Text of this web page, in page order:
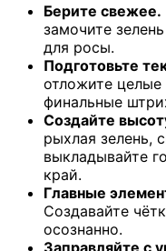
Берите свежее.
замочите
для росы.
Подготовьте
отложите
финальные
Создайте
рыхлая зелень,
выкладывайте
край.
Главные
Создавайте
осознанно.
Заправляйте с